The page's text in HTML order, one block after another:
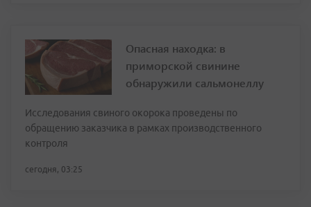
Опасная находка: в
приморской свинине
обнаружили сальмонеллу
Исследования свиного окорока проведены по
обращению заказчика в рамках производственного
контроля
сегодня, 03:25